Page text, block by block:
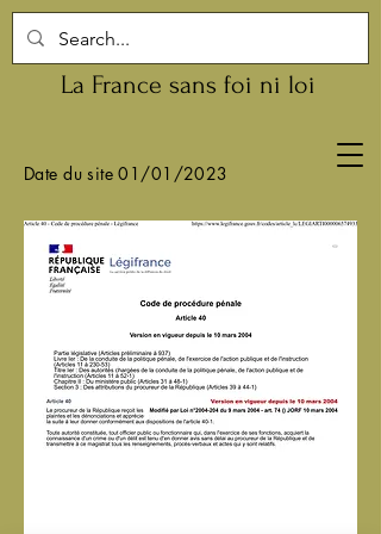
La France sans foi ni loi
Date du site 01/01/2023